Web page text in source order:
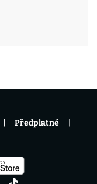
Předplatné